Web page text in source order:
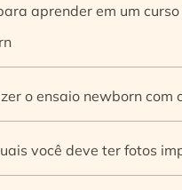
aprender em um curso
o ensaio newborn com
você deve ter fotos